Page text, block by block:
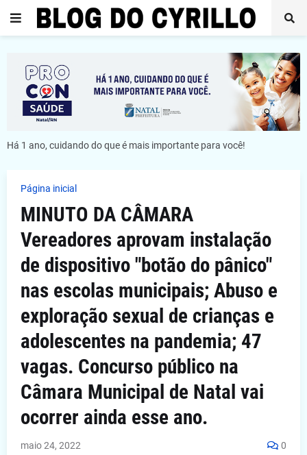
Há 1 ano, cuidando do que é mais importante para você!
Página inicial
MINUTO DA CÂMARA
Vereadores aprovam instalação
de dispositivo "botão do pânico"
nas escolas municipais; Abuso e
exploração sexual de crianças e
adolescentes na pandemia; 47
vagas. Concurso público na
Câmara Municipal de Natal vai
ocorrer ainda esse ano.
maio 24, 2022 0